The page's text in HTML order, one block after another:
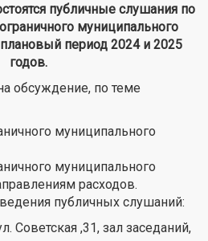
публичные слушания по
муниципального
период 2024 и 2025
годов.
обсуждение, по теме
муниципального
муниципального
расходов.
публичных слушаний:
Советская ,31, зал заседаний,